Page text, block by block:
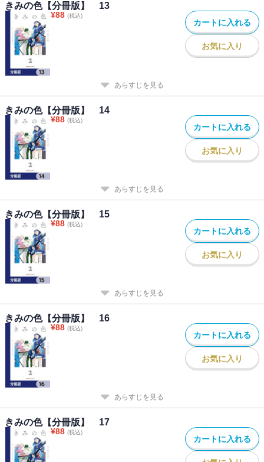
きみの色【分冊版】 13
¥88 (税込)
カートに入れる
お気に入り
あらすじを見る
きみの色【分冊版】 14
¥88 (税込)
カートに入れる
お気に入り
あらすじを見る
きみの色【分冊版】 15
¥88 (税込)
カートに入れる
お気に入り
あらすじを見る
きみの色【分冊版】 16
¥88 (税込)
カートに入れる
お気に入り
あらすじを見る
きみの色【分冊版】 17
¥88 (税込)
カートに入れる